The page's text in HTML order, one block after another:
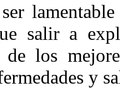
salir a
de los
y